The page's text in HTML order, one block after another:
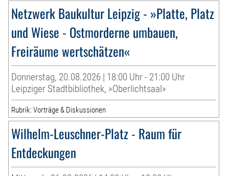
Netzwerk Baukultur Leipzig - »Platte, Platz
und Wiese - Ostmorderne umbauen,
Freiräume wertschätzen«
Donnerstag, 20.08.2026 | 18:00 Uhr - 21:00 Uhr
Leipziger Stadtbibliothek, »Oberlichtsaal»
Rubrik: Vorträge & Diskussionen
Wilhelm-Leuschner-Platz - Raum für
Entdeckungen